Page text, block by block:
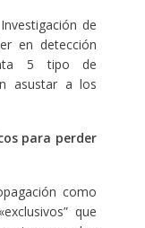
de
en detección
5 tipo de
asustar a los
para perder
como
que